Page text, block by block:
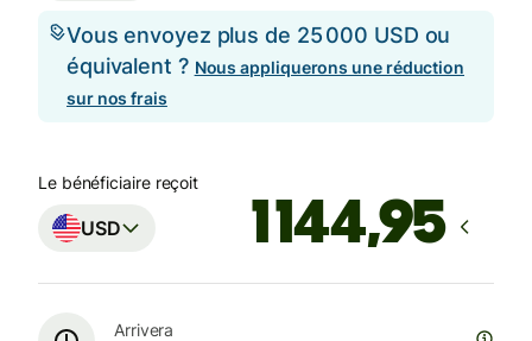
Vous envoyez plus de 25 000 USD ou
équivalent ? Nous appliquerons une réduction
sur nos frais
Le bénéficiaire reçoit
USD
Arrivera